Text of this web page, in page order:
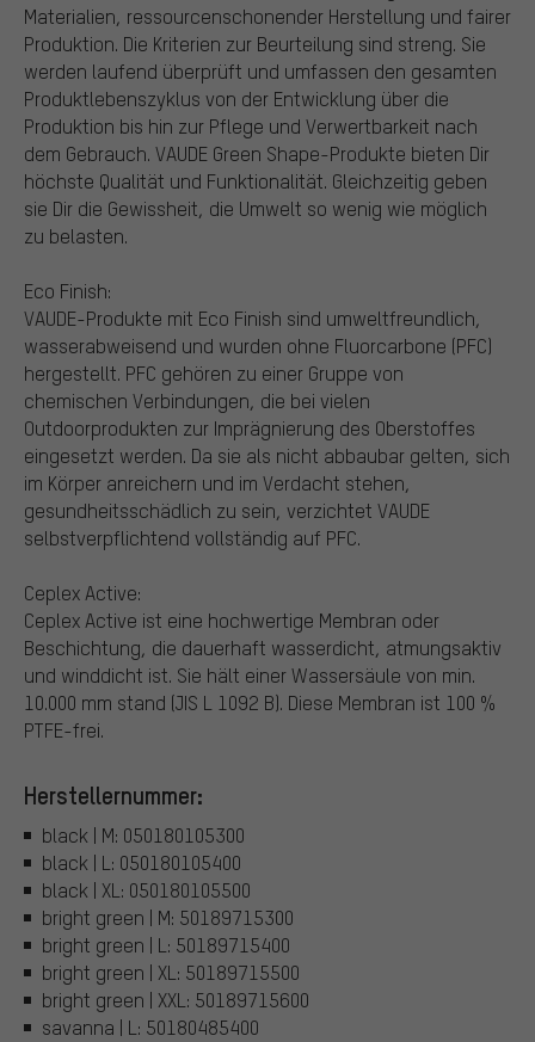
Materialien, ressourcenschonender Herstellung und fairer
Produktion. Die Kriterien zur Beurteilung sind streng. Sie
werden laufend überprüft und umfassen den gesamten
Produktlebenszyklus von der Entwicklung über die
Produktion bis hin zur Pflege und Verwertbarkeit nach
dem Gebrauch. VAUDE Green Shape-Produkte bieten Dir
höchste Qualität und Funktionalität. Gleichzeitig geben
sie Dir die Gewissheit, die Umwelt so wenig wie möglich
zu belasten.
Eco Finish:
VAUDE-Produkte mit Eco Finish sind umweltfreundlich,
wasserabweisend und wurden ohne Fluorcarbone (PFC)
hergestellt. PFC gehören zu einer Gruppe von
chemischen Verbindungen, die bei vielen
Outdoorprodukten zur Imprägnierung des Oberstoffes
eingesetzt werden. Da sie als nicht abbaubar gelten, sich
im Körper anreichern und im Verdacht stehen,
gesundheitsschädlich zu sein, verzichtet VAUDE
selbstverpflichtend vollständig auf PFC.
Ceplex Active:
Ceplex Active ist eine hochwertige Membran oder
Beschichtung, die dauerhaft wasserdicht, atmungsaktiv
und winddicht ist. Sie hält einer Wassersäule von min.
10.000 mm stand (JIS L 1092 B). Diese Membran ist 100 %
PTFE-frei.
Herstellernummer:
black | M: 050180105300
black | L: 050180105400
black | XL: 050180105500
bright green | M: 50189715300
bright green | L: 50189715400
bright green | XL: 50189715500
bright green | XXL: 50189715600
savanna | L: 50180485400